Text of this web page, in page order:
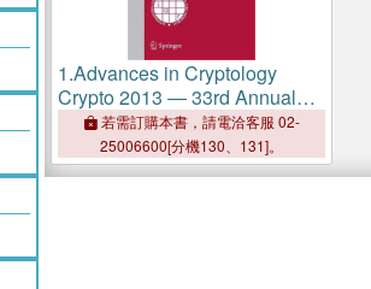
1.Advances in Cryptology
Crypto 2013 ― 33rd Annual
Crytology Conference
若需訂購本書，請電洽客服 02-
25006600[分機130、131]。